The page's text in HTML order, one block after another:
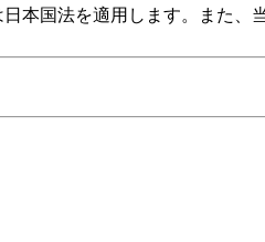
本国法を適用します。また